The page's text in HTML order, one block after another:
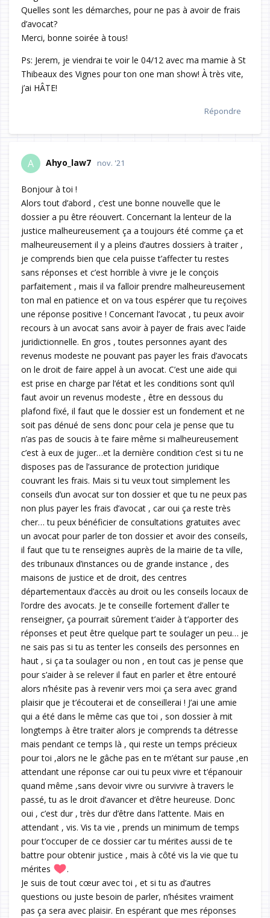
Quelles sont les démarches, pour ne pas à avoir de frais
d’avocat?
Merci, bonne soirée à tous!
Ps: Jerem, je viendrai te voir le 04/12 avec ma mamie à St
Thibeaux des Vignes pour ton one man show! À très vite,
j’ai HÂTE!
Répondre
A Ahyo_law7 nov. '21
Bonjour à toi !
Alors tout d’abord , c’est une bonne nouvelle que le
dossier a pu être réouvert. Concernant la lenteur de la
justice malheureusement ça a toujours été comme ça et
malheureusement il y a pleins d’autres dossiers à traiter ,
je comprends bien que cela puisse t’affecter tu restes
sans réponses et c’est horrible à vivre je le conçois
parfaitement , mais il va falloir prendre malheureusement
ton mal en patience et on va tous espérer que tu reçoives
une réponse positive ! Concernant l’avocat , tu peux avoir
recours à un avocat sans avoir à payer de frais avec l’aide
juridictionnelle. En gros , toutes personnes ayant des
revenus modeste ne pouvant pas payer les frais d’avocats
on le droit de faire appel à un avocat. C’est une aide qui
est prise en charge par l’état et les conditions sont qu’il
faut avoir un revenus modeste , être en dessous du
plafond fixé, il faut que le dossier est un fondement et ne
soit pas dénué de sens donc pour cela je pense que tu
n’as pas de soucis à te faire même si malheureusement
c’est à eux de juger…et la dernière condition c’est si tu ne
disposes pas de l’assurance de protection juridique
couvrant les frais. Mais si tu veux tout simplement les
conseils d’un avocat sur ton dossier et que tu ne peux pas
non plus payer les frais d’avocat , car oui ça reste très
cher… tu peux bénéficier de consultations gratuites avec
un avocat pour parler de ton dossier et avoir des conseils,
il faut que tu te renseignes auprès de la mairie de ta ville,
des tribunaux d’instances ou de grande instance , des
maisons de justice et de droit, des centres
départementaux d’accès au droit ou les conseils locaux de
l’ordre des avocats. Je te conseille fortement d’aller te
renseigner, ça pourrait sûrement t’aider à t’apporter des
réponses et peut être quelque part te soulager un peu… je
ne sais pas si tu as tenter les conseils des personnes en
haut , si ça ta soulager ou non , en tout cas je pense que
pour s’aider à se relever il faut en parler et être entouré
alors n’hésite pas à revenir vers moi ça sera avec grand
plaisir que je t’écouterai et de conseillerai ! J’ai une amie
qui a été dans le même cas que toi , son dossier à mit
longtemps à être traiter alors je comprends ta détresse
mais pendant ce temps là , qui reste un temps précieux
pour toi ,alors ne le gâche pas en te m’étant sur pause ,en
attendant une réponse car oui tu peux vivre et t’épanouir
quand même ,sans devoir vivre ou survivre à travers le
passé, tu as le droit d’avancer et d’être heureuse. Donc
oui , c’est dur , très dur d’être dans l’attente. Mais en
attendant , vis. Vis ta vie , prends un minimum de temps
pour t’occuper de ce dossier car tu mérites aussi de te
battre pour obtenir justice , mais à côté vis la vie que tu
mérites
.
Je suis de tout cœur avec toi , et si tu as d’autres
questions ou juste besoin de parler, n’hésites vraiment
pas ça sera avec plaisir. En espérant que mes réponses